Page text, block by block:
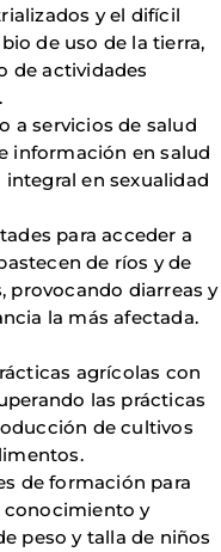
y el difícil
de uso de la tierra,
de actividades
a servicios de salud
información en salud
en sexualidad
para acceder a
de ríos y de
provocando diarreas y
la más afectada.
agrícolas con
las prácticas
de cultivos
de formación para
y
peso y talla de niños